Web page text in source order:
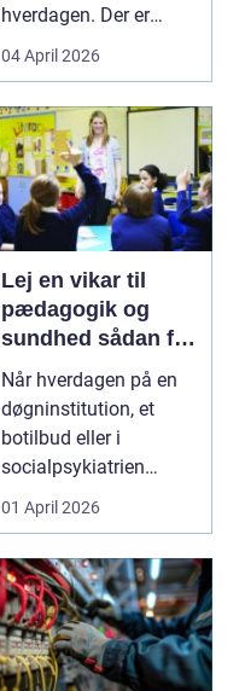
hverdagen. Der er
meget at holde styr på,
04 April 2026
Lej en vikar til
pædagogik og
sundhed sådan får
du den rette hjælp
Når hverdagen på en
døgninstitution, et
botilbud eller i
socialpsykiatrien
pludselig ændrer sig,
01 April 2026